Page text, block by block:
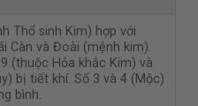
Thổ sinh Kim) hợp với
Càn và Đoài (mệnh kim).
(thuộc Hỏa khắc Kim) và
bị tiết khí. Số 3 và 4 (Mộc)
bình.